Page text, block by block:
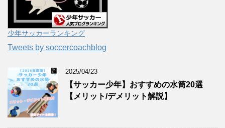
少年サッカーランキング
Tweets by soccercoachblog
2025/04/23
【サッカー少年】おすすめの水筒20選
【メリット/デメリット解説】